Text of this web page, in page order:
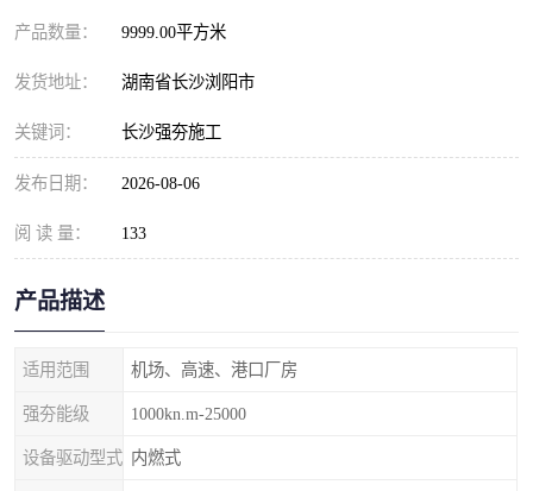
产品数量： 9999.00平方米
发货地址： 湖南省长沙浏阳市
关键词： 长沙强夯施工
发布日期： 2026-08-06
阅 读 量： 133
产品描述
适用范围 机场、高速、港口厂房
强夯能级 1000kn.m-25000
设备驱动型式 内燃式